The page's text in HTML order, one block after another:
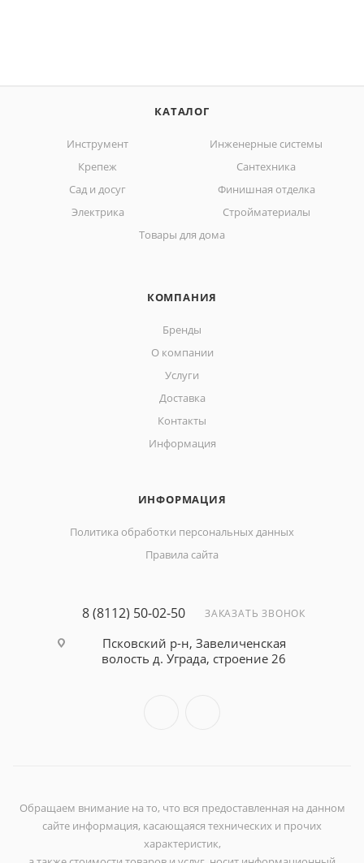
КАТАЛОГ
Инструмент
Инженерные системы
Крепеж
Сантехника
Сад и досуг
Финишная отделка
Электрика
Стройматериалы
Товары для дома
КОМПАНИЯ
Бренды
О компании
Услуги
Доставка
Контакты
Информация
ИНФОРМАЦИЯ
Политика обработки персональных данных
Правила сайта
8 (8112) 50-02-50 ЗАКАЗАТЬ ЗВОНОК
Псковский р-н, Завеличенская
волость д. Уграда, строение 26
Обращаем внимание на то, что вся предоставленная на данном
сайте информация, касающаяся технических и прочих
характеристик,